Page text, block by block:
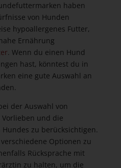
haben
von Hunden
hypoallergenes Futter,
Ernährung
. Wenn du einen Hund
hast, könntest du in
eine gute Auswahl an
der Auswahl von
und die
zu berücksichtigen.
Optionen zu
Rücksprache mit
zu halten, um die